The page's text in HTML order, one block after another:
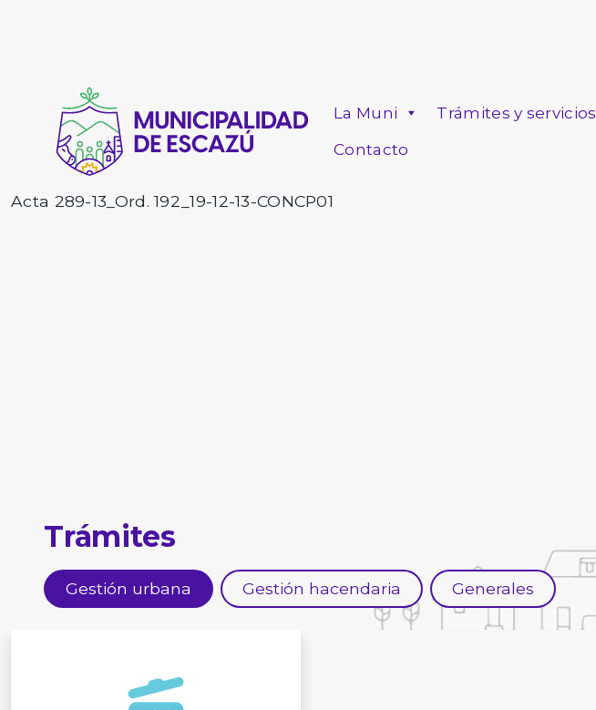
La Muni Trámites y servicios
Contacto
Acta 289-13_Ord. 192_19-12-13-CONCP01
Trámites
Gestión urbana Gestión hacendaria Generales